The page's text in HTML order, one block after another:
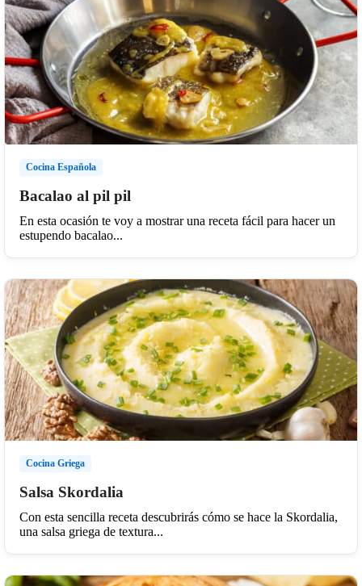
Cocina Española
Bacalao al pil pil
En esta ocasión te voy a mostrar una receta fácil para hacer un
estupendo bacalao...
Cocina Griega
Salsa Skordalia
Con esta sencilla receta descubrirás cómo se hace la Skordalia,
una salsa griega de textura...